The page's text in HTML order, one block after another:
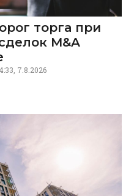
торга при
M&A
7.8.2026